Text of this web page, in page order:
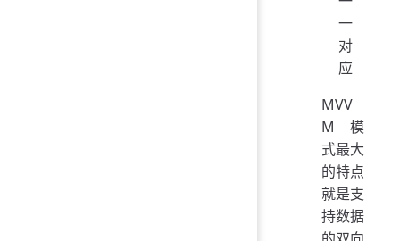
一
对
应
MVV
M 模
式最大
的特点
就是支
持数据